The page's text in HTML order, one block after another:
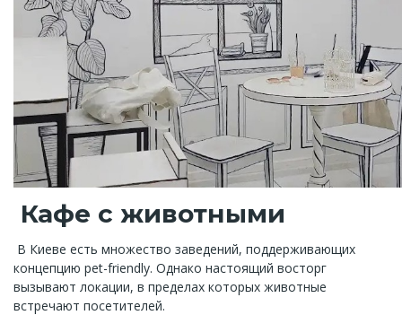
Кафе с животными
В Киеве есть множество заведений, поддерживающих
концепцию pet-friendly. Однако настоящий восторг
вызывают локации, в пределах которых животные
встречают посетителей.